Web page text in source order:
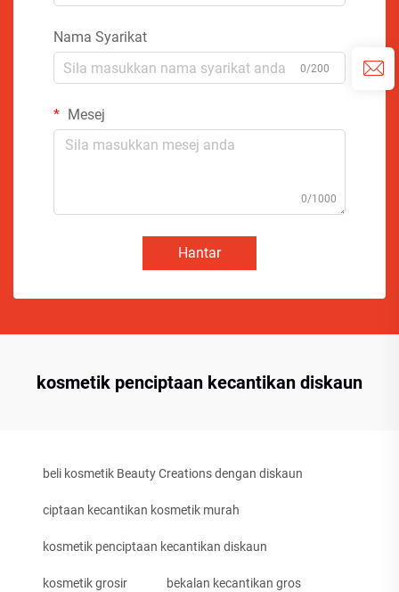
Nama Syarikat
0/200
Mesej
0/1000
Hantar
kosmetik penciptaan kecantikan diskaun
beli kosmetik Beauty Creations dengan diskaun
ciptaan kecantikan kosmetik murah
kosmetik penciptaan kecantikan diskaun
kosmetik grosir bekalan kecantikan gros